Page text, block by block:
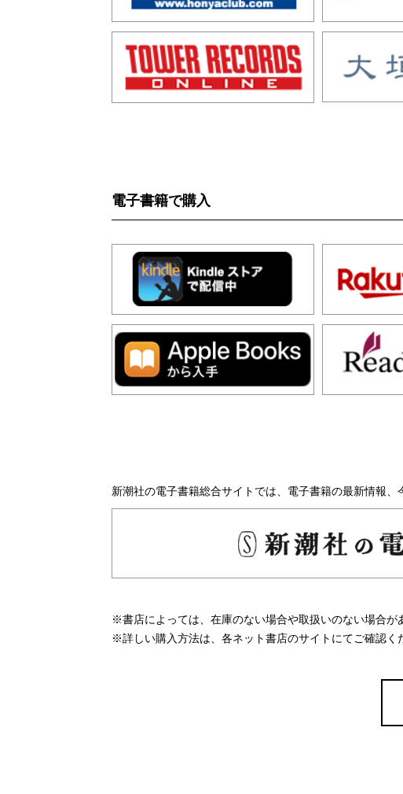
電子書籍で購入
新潮社の電子書籍総合サイトでは、電子書籍の最新情報
※書店によっては、在庫のない場合や取扱いのない場合が
※詳しい購入方法は、各ネット書店のサイトにてご確認く